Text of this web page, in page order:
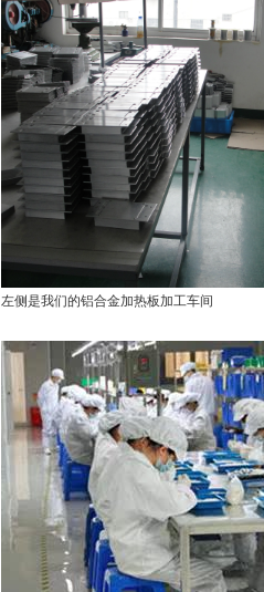
左侧是我们的铝合金加热板加工车间